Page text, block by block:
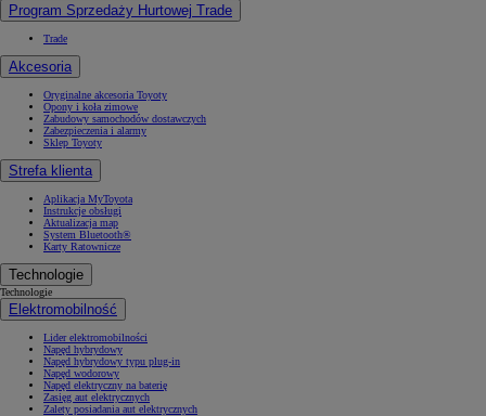
Program Sprzedaży Hurtowej Trade
Trade
Akcesoria
Oryginalne akcesoria Toyoty
Opony i koła zimowe
Zabudowy samochodów dostawczych
Zabezpieczenia i alarmy
Sklep Toyoty
Strefa klienta
Aplikacja MyToyota
Instrukcje obsługi
Aktualizacja map
System Bluetooth®
Karty Ratownicze
Technologie
Technologie
Elektromobilność
Lider elektromobilności
Napęd hybrydowy
Napęd hybrydowy typu plug-in
Napęd wodorowy
Napęd elektryczny na baterię
Zasięg aut elektrycznych
Zalety posiadania aut elektrycznych